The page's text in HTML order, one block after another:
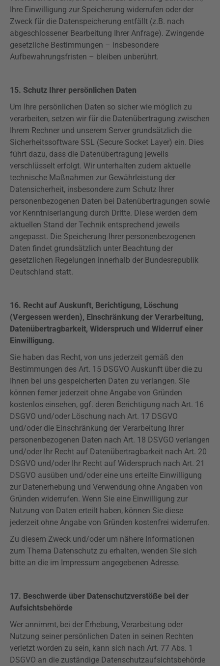
Ihre Einwilligung zur Speicherung widerrufen oder der
Zweck für die Datenspeicherung entfällt (z.B. nach
abgeschlossener Bearbeitung Ihrer Anfrage). Zwingende
gesetzliche Bestimmungen – insbesondere
Aufbewahrungsfristen – bleiben unberührt.
15. Schutz Ihrer persönlichen Daten
Um Ihre persönlichen Daten so sicher wie möglich zu
verarbeiten, setzen wir für die Datenübertragung zwischen
Ihrem Rechner und unserem Server grundsätzlich die
Sicherheitssoftware SSL (Secure Socket Layer) ein. Dies
führt dazu, dass die Datenübertragung jeweils
verschlüsselt erfolgt. Wir unterhalten zudem aktuelle
technische Maßnahmen zur Gewährleistung der
Datensicherheit, insbesondere zum Schutz Ihrer
personenbezogenen Daten bei Datenübertragungen sowie
vor Kenntniserlangung durch Dritte. Diese werden dem
aktuellen Stand der Technik entsprechend jeweils
angepasst. Die Speicherung Ihrer personenbezogenen
Daten findet grundsätzlich unter Beachtung der
gesetzlichen Regelungen innerhalb der Bundesrepublik
Deutschland statt.
16. Recht auf Auskunft, Berichtigung, Löschung
(Vergessen werden), Einschränkung der Verarbeitung,
Datenübertragbarkeit, Widerspruch und Widerruf einer
Einwilligung.
Sie haben das Recht, von uns jederzeit gemäß den
Bestimmungen des Art. 15 DSGVO Auskunft über die zu
Ihnen bei uns gespeicherten Daten zu verlangen. Sie
können ferner jederzeit ohne Angabe von Gründen
kostenlos einsehen, ggf. deren Berichtigung nach Art. 16
DSGVO und/oder Löschung nach Art. 17 DSGVO
und/oder die Einschränkung der Verarbeitung Ihrer
personenbezogenen Daten nach Art. 18 DSVGO verlangen
und/oder Ihr Recht auf Datenübertragbarkeit nach Art. 20
DSGVO und/oder Ihr Recht auf Widerspruch nach Art. 21
DSGVO ausüben und/oder eine uns erteilte Einwilligung
zur Datenerhebung und Verwendung ohne Angaben von
Gründen widerrufen. Wenn Sie eine Einwilligung zur
Nutzung von Daten erteilt haben, können Sie diese
jederzeit ohne Angabe von Gründen kostenfrei widerrufen.
Zu diesem Zweck und/oder um nähere Informationen
zum Thema Datenschutz zu erhalten, wenden Sie sich
bitte an die im Impressum angegebenen Adresse.
17. Beschwerde über Datenschutzverstöße bei der
Aufsichtsbehörde
Wer annimmt, bei der Erhebung, Verarbeitung oder
Nutzung seiner persönlichen Daten in seinen Rechten
verletzt worden zu sein, kann sich nach Art. 77 Abs. 1
DSGVO an die zuständige Datenschutzaufsichtsbehörde